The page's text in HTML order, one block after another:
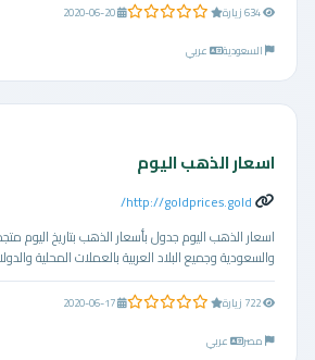
0.0 من 5 نجوم
2020-06-20
السعودية
عربي
اسعار الذهب اليوم
http://goldprices.gold/
والسعودية وجميع البلاد العربية بالعملات المحلية والدولار
0.0 من 5 نجوم
2020-06-17
مصر
عربي